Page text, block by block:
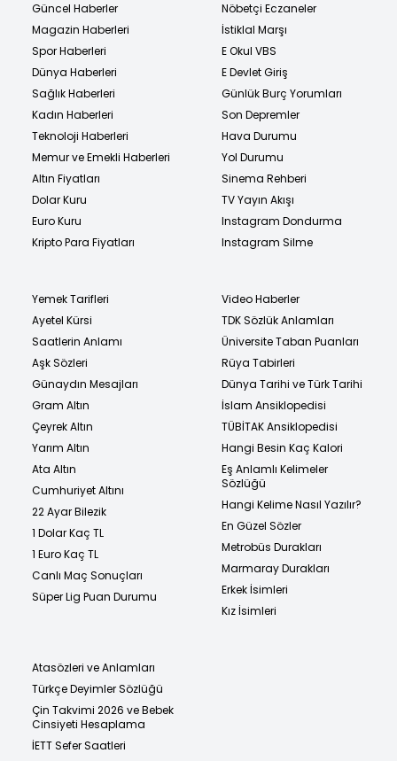
Güncel Haberler
Magazin Haberleri
Spor Haberleri
Dünya Haberleri
Sağlık Haberleri
Kadın Haberleri
Teknoloji Haberleri
Memur ve Emekli Haberleri
Altın Fiyatları
Dolar Kuru
Euro Kuru
Kripto Para Fiyatları
Nöbetçi Eczaneler
İstiklal Marşı
E Okul VBS
E Devlet Giriş
Günlük Burç Yorumları
Son Depremler
Hava Durumu
Yol Durumu
Sinema Rehberi
TV Yayın Akışı
Instagram Dondurma
Instagram Silme
Yemek Tarifleri
Ayetel Kürsi
Saatlerin Anlamı
Aşk Sözleri
Günaydın Mesajları
Gram Altın
Çeyrek Altın
Yarım Altın
Ata Altın
Cumhuriyet Altını
22 Ayar Bilezik
1 Dolar Kaç TL
1 Euro Kaç TL
Canlı Maç Sonuçları
Süper Lig Puan Durumu
Video Haberler
TDK Sözlük Anlamları
Üniversite Taban Puanları
Rüya Tabirleri
Dünya Tarihi ve Türk Tarihi
İslam Ansiklopedisi
TÜBİTAK Ansiklopedisi
Hangi Besin Kaç Kalori
Eş Anlamlı Kelimeler
Sözlüğü
Hangi Kelime Nasıl Yazılır?
En Güzel Sözler
Metrobüs Durakları
Marmaray Durakları
Erkek İsimleri
Kız İsimleri
Atasözleri ve Anlamları
Türkçe Deyimler Sözlüğü
Çin Takvimi 2026 ve Bebek
Cinsiyeti Hesaplama
İETT Sefer Saatleri